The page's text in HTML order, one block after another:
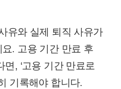
유와 실제 퇴직 사유가
. 고용 기간 만료 후
, ‘고용 기간 만료로
기록해야 합니다.